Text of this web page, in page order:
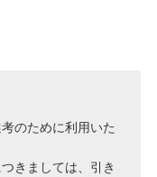
のために利用いた
きましては、引き